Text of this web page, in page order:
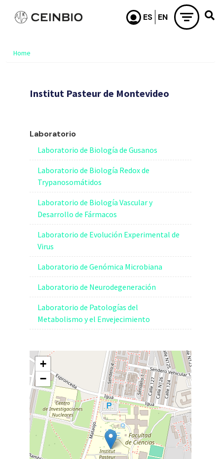
Skip to main content
Home
Institut Pasteur de Montevideo
Laboratorio
Laboratorio de Biología de Gusanos
Laboratorio de Biología Redox de
Trypanosomátidos
Laboratorio de Biología Vascular y
Desarrollo de Fármacos
Laboratorio de Evolución Experimental de
Virus
Laboratorio de Genómica Microbiana
Laboratorio de Neurodegeneración
Laboratorio de Patologías del
Metabolismo y el Envejecimiento
+
−